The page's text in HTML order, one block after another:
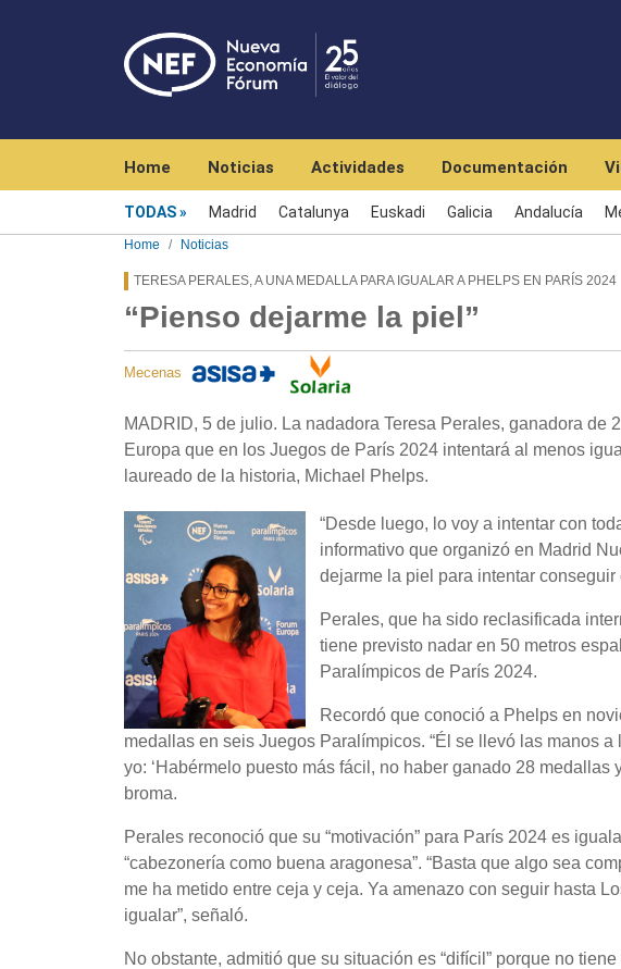
Home Noticias Actividades Documentación
TODAS Madrid Catalunya Euskadi Galicia Andalucía
Home Noticias
TERESA PERALES, A UNA MEDALLA PARA IGUALAR A PHELPS EN PARÍS 2024
“Pienso dejarme la piel”
Mecenas
MADRID, 5 de julio. La nadadora Teresa Perales, ganadora de
Europa que en los Juegos de París 2024 intentará al menos
laureado de la historia, Michael Phelps.
“Desde luego, lo voy a intentar con
informativo que organizó en Madrid
dejarme la piel para intentar conseguir
Perales, que ha sido reclasificada
tiene previsto nadar en 50 metros
Paralímpicos de París 2024.
Recordó que conoció a Phelps en
medallas en seis Juegos Paralímpicos. “Él se llevó las manos a
yo: ‘Habérmelo puesto más fácil, no haber ganado 28 medallas
broma.
Perales reconoció que su “motivación” para París 2024 es
“cabezonería como buena aragonesa”. “Basta que algo sea
me ha metido entre ceja y ceja. Ya amenazo con seguir hasta
igualar”, señaló.
No obstante, admitió que su situación es “difícil” porque no